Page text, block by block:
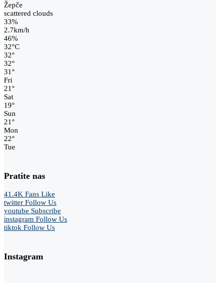
Žepče
scattered clouds
33%
2.7km/h
46%
32°C
32°
32°
31°
Fri
21°
Sat
19°
Sun
21°
Mon
22°
Tue
Pratite nas
41.4K Fans Like
twitter Follow Us
youtube Subscribe
instagram Follow Us
tiktok Follow Us
Instagram